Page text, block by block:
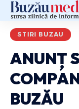
STIRI BUZAU
ANUNȚ
BUZĂU